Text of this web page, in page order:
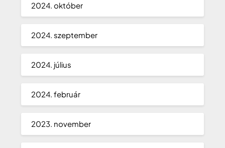
2024. október
2024. szeptember
2024. július
2024. február
2023. november